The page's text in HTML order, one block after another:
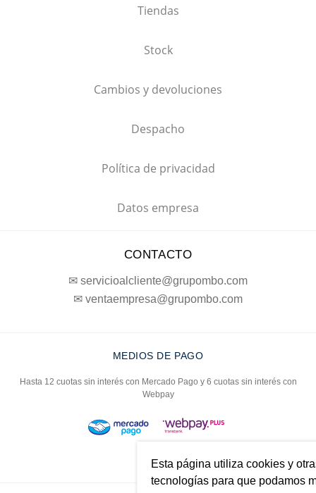
Tiendas
Stock
Cambios y devoluciones
Despacho
Política de privacidad
Datos empresa
CONTACTO
✉ servicioalcliente@grupombo.com
✉ ventaempresa@grupombo.com
MEDIOS DE PAGO
Hasta 12 cuotas sin interés con Mercado Pago y 6 cuotas sin interés con
Webpay
Esta página utiliza cookies y
tecnologías para que podamos